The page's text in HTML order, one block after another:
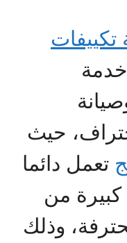
حيث
تعمل دائما
من
وذلك